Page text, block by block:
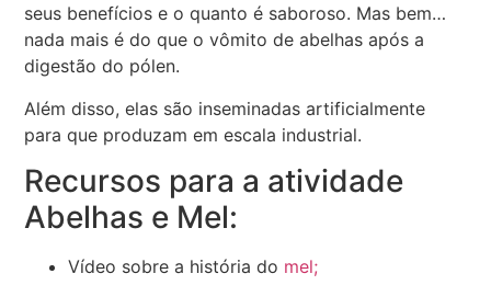
seus benefícios e o quanto é saboroso. Mas bem…
nada mais é do que o vômito de abelhas após a
digestão do pólen.
Além disso, elas são inseminadas artificialmente
para que produzam em escala industrial.
Recursos para a atividade
Abelhas e Mel:
Vídeo sobre a história do mel;